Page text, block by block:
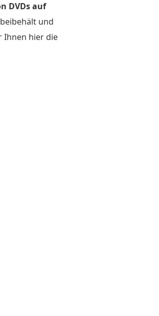
DVDs auf
und
Ihnen hier die